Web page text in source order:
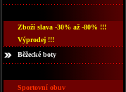
Zboží slava -30% až -80% !!!
Výprodej !!!
Běžecké boty
Sportovní obuv